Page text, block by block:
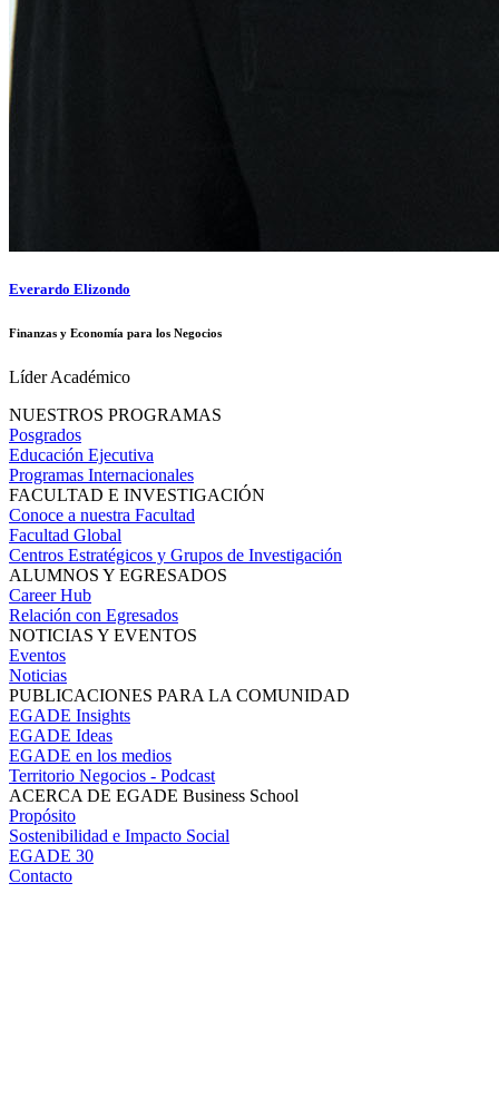
Everardo Elizondo
Finanzas y Economía para los Negocios
Líder Académico
NUESTROS PROGRAMAS
Posgrados
Educación Ejecutiva
Programas Internacionales
FACULTAD E INVESTIGACIÓN
Conoce a nuestra Facultad
Facultad Global
Centros Estratégicos y Grupos de Investigación
ALUMNOS Y EGRESADOS
Career Hub
Relación con Egresados
NOTICIAS Y EVENTOS
Eventos
Noticias
PUBLICACIONES PARA LA COMUNIDAD
EGADE Insights
EGADE Ideas
EGADE en los medios
Territorio Negocios - Podcast
ACERCA DE EGADE Business School
Propósito
Sostenibilidad e Impacto Social
EGADE 30
Contacto